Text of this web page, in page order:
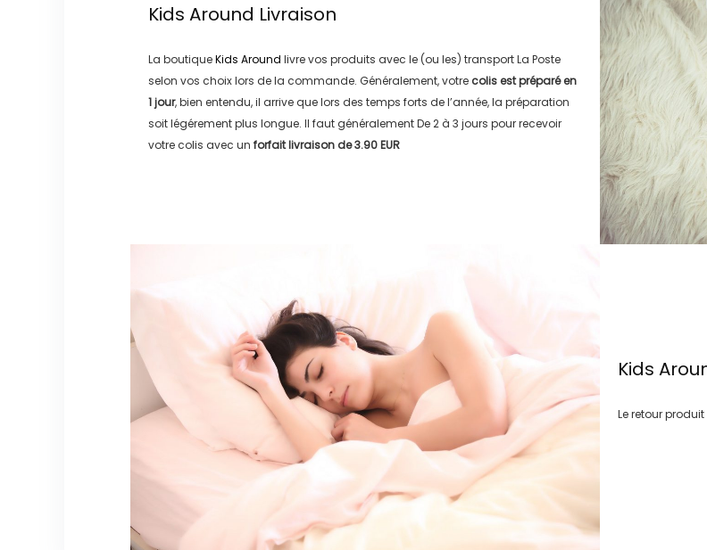
Kids Around Livraison
La boutiqueKids Around livre vos produits avec le (ou les) transportLa Poste
selon vos choix lors de la commande. Généralement, votre colis est préparé en
1 jour, bien entendu, il arrive que lors des temps forts de l’année, la préparation
soit légérement plus longue. Il faut généralementDe 2 à 3 jours pour recevoir
votre colis avec un forfait livraison de3.90 EUR
Kids
Le retour produit